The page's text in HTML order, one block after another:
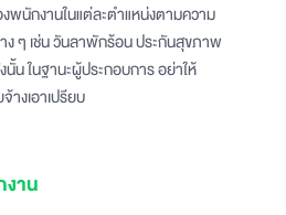
พนักงานในแต่ละตำแหน่งตามความ
ง ๆ เช่น วันลาพักร้อน ประกันสุขภาพ
น ในฐานะผู้ประกอบการ อย่าให้
งเอาเปรียบ
าน